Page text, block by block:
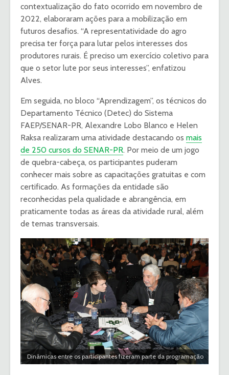
contextualização do fato ocorrido em novembro de
2022, elaboraram ações para a mobilização em
futuros desafios. “A representatividade do agro
precisa ter força para lutar pelos interesses dos
produtores rurais. É preciso um exercício coletivo para
que o setor lute por seus interesses”, enfatizou
Alves.
Em seguida, no bloco “Aprendizagem”, os técnicos do
Departamento Técnico (Detec) do Sistema
FAEP/SENAR-PR, Alexandre Lobo Blanco e Helen
Raksa realizaram uma atividade destacando os mais
de 250 cursos do SENAR-PR. Por meio de um jogo
de quebra-cabeça, os participantes puderam
conhecer mais sobre as capacitações gratuitas e com
certificado. As formações da entidade são
reconhecidas pela qualidade e abrangência, em
praticamente todas as áreas da atividade rural, além
de temas transversais.
Dinâmicas entre os participantes fizeram parte da programação